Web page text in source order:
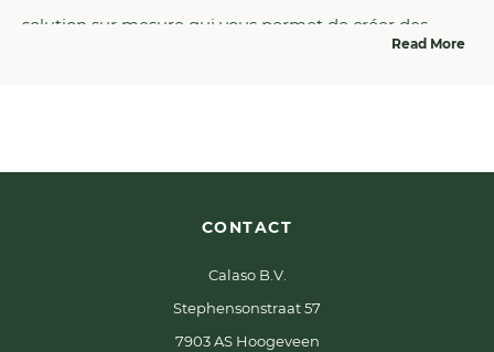
solution sur mesure qui vous permet de créer des
Read More
CONTACT
Calaso B.V.
Stephensonstraat 57
7903 AS Hoogeveen